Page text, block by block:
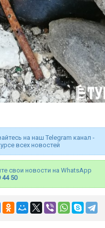
на наш Telegram канал -
всех новостей
свои новости на WhatsApp
44 50